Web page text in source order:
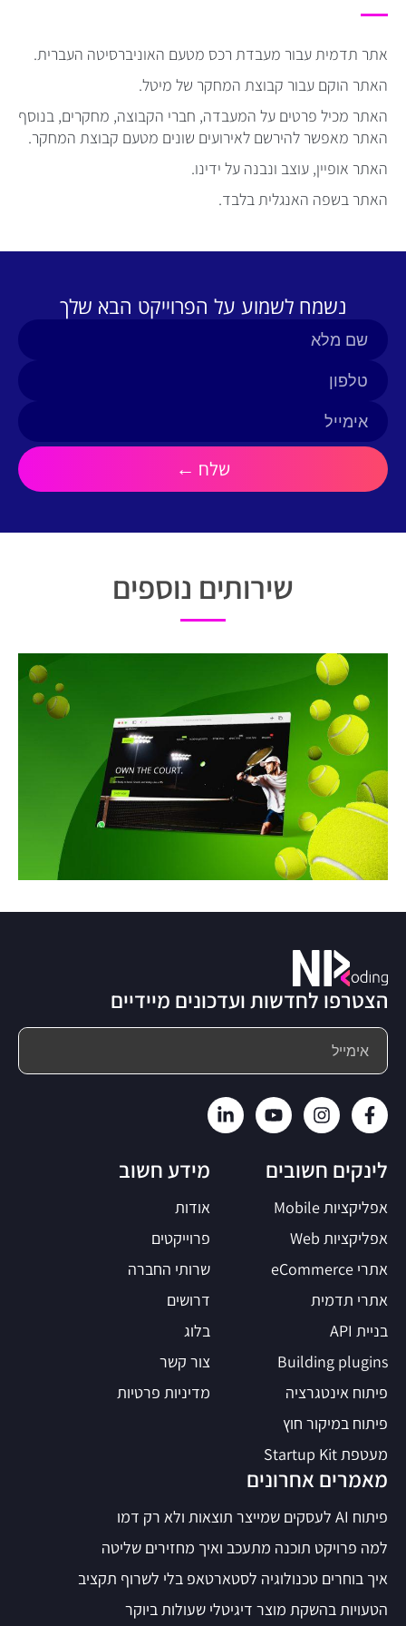
אתר תדמית עבור מעבדת רכס מטעם האוניברסיטה העברית.
האתר הוקם עבור קבוצת המחקר של מיטל.
האתר מכיל פרטים על המעבדה, חברי הקבוצה, מחקרים, בנוסף
האתר מאפשר להירשם לאירועים שונים מטעם קבוצת המחקר.
האתר אופיין, עוצב ונבנה על ידינו.
האתר בשפה האנגלית בלבד.
נשמח לשמוע על הפרוייקט הבא שלך
שירותים נוספים
הצטרפו לחדשות ועדכונים מיידיים
מידע חשוב
אודות
פרוייקטים
שרותי החברה
דרושים
בלוג
צור קשר
מדיניות פרטיות
מאמרים אחרונים
פיתוח AI לעסקים שמייצר תוצאות ולא רק דמו
למה פרויקט תוכנה מתעכב ואיך מחזירים שליטה
איך בוחרים טכנולוגיה לסטארטאפ בלי לשרוף תקציב
הטעויות בהשקת מוצר דיגיטלי שעולות ביוקר
לינקים חשובים
אפליקציות Mobile
אפליקציות Web
אתרי eCommerce
אתרי תדמית
בניית API
Building plugins
פיתוח אינטגרציה
פיתוח במיקור חוץ
מעטפת Startup Kit